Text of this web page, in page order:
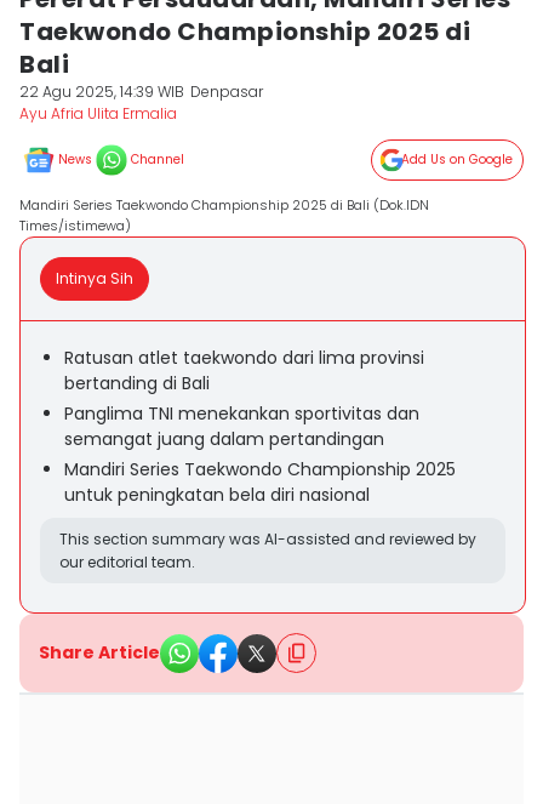
Taekwondo Championship 2025 di
Bali
22 Agu 2025, 14:39 WIB Denpasar
Ayu Afria Ulita Ermalia
News Channel Add Us on Google
Mandiri Series Taekwondo Championship 2025 di Bali (Dok.IDN
Times/istimewa)
Intinya Sih
Ratusan atlet taekwondo dari lima provinsi
bertanding di Bali
Panglima TNI menekankan sportivitas dan
semangat juang dalam pertandingan
Mandiri Series Taekwondo Championship 2025
untuk peningkatan bela diri nasional
This section summary was AI-assisted and reviewed by
our editorial team.
Share Article